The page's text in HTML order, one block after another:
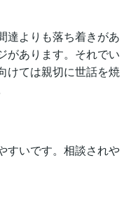
達よりも落ち着きがあ
があります。それでい
けては親切に世話を焼
すいです。相談されや